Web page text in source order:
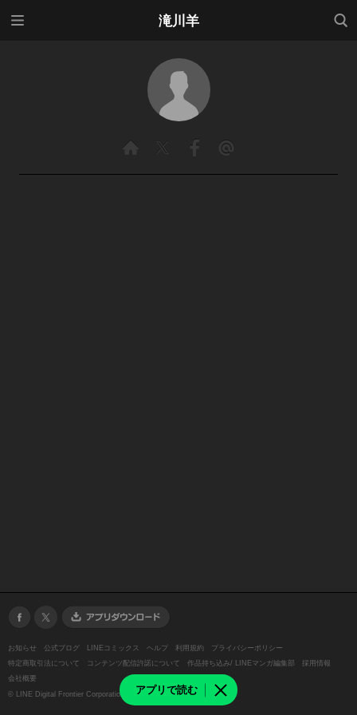
滝川羊
検索
アプリで読む
お知らせ 公式ブログ LINEコミックス ヘルプ 利用規約
プライバシーポリシー
特定商取引法について
コンテンツ配信許諾について 作品持ち込み/ LINEマンガ編集部
採用情報
会社概要
© LINE Digital Frontier Corporation